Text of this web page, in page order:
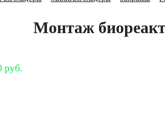
Монтаж
руб.